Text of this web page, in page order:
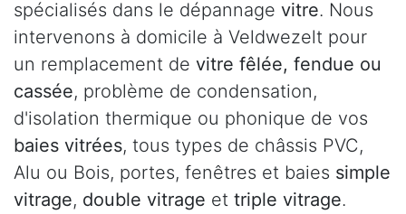
spécialisés dans le dépannage vitre. Nous
intervenons à domicile à Veldwezelt pour
un remplacement de vitre fêlée, fendue ou
cassée, problème de condensation,
d'isolation thermique ou phonique de vos
baies vitrées, tous types de châssis PVC,
Alu ou Bois, portes, fenêtres et baies simple
vitrage, double vitrage et triple vitrage.